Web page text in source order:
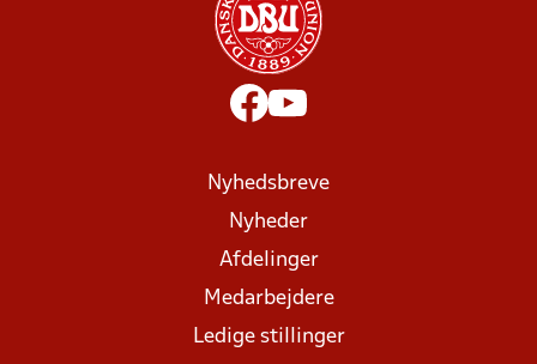
Nyhedsbreve
Nyheder
Afdelinger
Medarbejdere
Ledige stillinger